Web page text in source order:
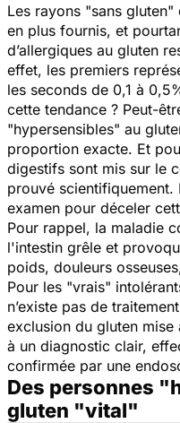
Les rayons "sans
en plus fournis, et
d’allergiques au gluten
effet, les premiers
les seconds de 0,1 à
cette tendance ? Peut-
"hypersensibles" au
proportion exacte. Et
digestifs sont mis sur le
prouvé scientifiquement.
examen pour déceler
Pour rappel, la maladie
l'intestin grêle et
poids, douleurs
Pour les "vrais"
n’existe pas de
exclusion du gluten
à un diagnostic clair,
confirmée par une
Des personnes
gluten "vital"